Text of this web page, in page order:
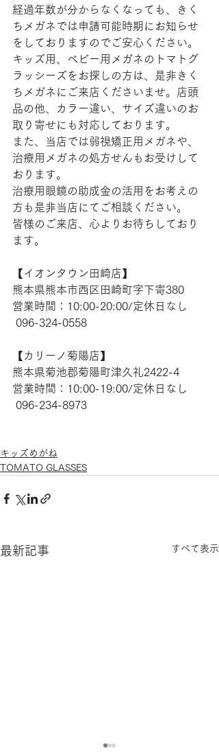
経過年数が分からなくなっても、きく
ちメガネでは申請可能時期にお知らせ
をしておりますのでご安心ください。
キッズ用、ベビー用メガネのトマトグ
ラッシーズをお探しの方は、是非きく
ちメガネにご来店くださいませ。店頭
品の他、カラー違い、サイズ違いのお
取り寄せにも対応しております。
また、当店では弱視矯正用メガネや、
治療用メガネの処方せんもお受けして
おります。
治療用眼鏡の助成金の活用をお考えの
方も是非当店にてご相談ください。
皆様のご来店、心よりお待ちしており
ます。
【​イオンタウン田崎店】
熊本県熊本市西区田崎町字下寄380
営業時間：10:00-20:00/定休日なし
096-324-0558
【​カリーノ菊陽店】
熊本県菊池郡菊陽町津久礼2422-4
営業時間：10:00-19:00/定休日なし
096-234-8973
キッズめがね
TOMATO GLASSES
最新記事 すべて表示